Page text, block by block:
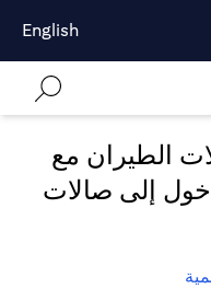
English
الطيران مع
إلى صالات